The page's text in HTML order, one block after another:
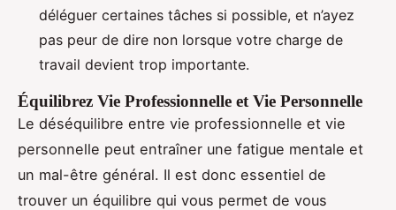
déléguer certaines tâches si possible, et n’ayez
pas peur de dire non lorsque votre charge de
travail devient trop importante.
Équilibrez Vie Professionnelle et Vie Personnelle
Le déséquilibre entre vie professionnelle et vie
personnelle peut entraîner une fatigue mentale et
un mal-être général. Il est donc essentiel de
trouver un équilibre qui vous permet de vous